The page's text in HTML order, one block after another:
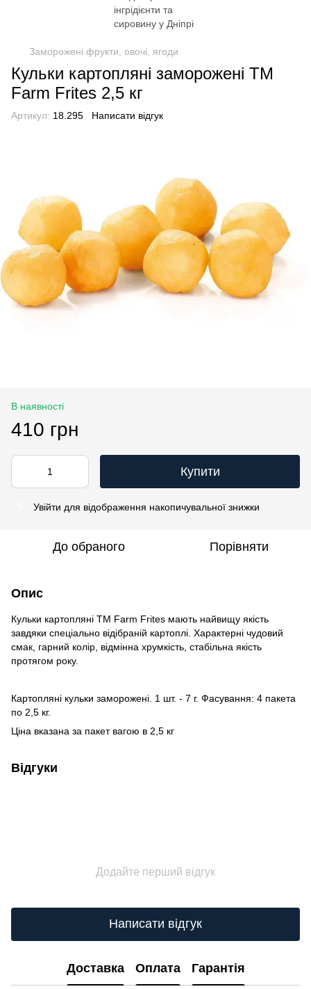
Заморожені фрукти, овочі, ягоди
Кульки картопляні заморожені TM
Farm Frites 2,5 кг
Артикул: 18.295 Написати відгук
В наявності
410 грн
Купити
Увійти для відображення накопичувальної знижки
До обраного Порівняти
Опис
Кульки картопляні TM Farm Frites мають найвищу якість
завдяки спеціально відібраній картоплі. Характерні чудовий
смак, гарний колір, відмінна хрумкість, стабільна якість
протягом року.
Картопляні кульки заморожені. 1 шт. - 7 г. Фасування: 4 пакета
по 2,5 кг.
Ціна вказана за пакет вагою в 2,5 кг
Відгуки
Додайте перший відгук
Написати відгук
Доставка Оплата Гарантія